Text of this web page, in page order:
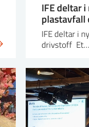
IFE deltar
IFE deltar i
drivstoff Et…